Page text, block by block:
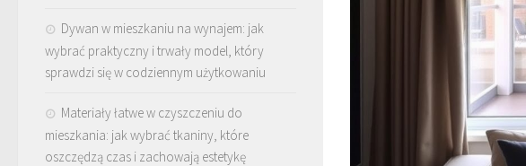
Dywan w mieszkaniu na wynajem: jak
wybrać praktyczny i trwały model, który
sprawdzi się w codziennym użytkowaniu
Materiały łatwe w czyszczeniu do
mieszkania: jak wybrać tkaniny, które
oszczędzą czas i zachowają estetykę